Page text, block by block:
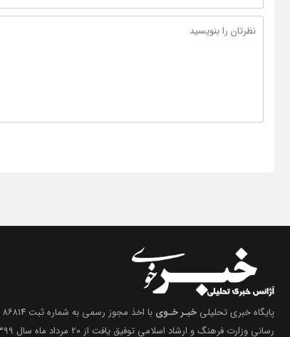
پایگاه خبری تحلیلی خبـر خـوی